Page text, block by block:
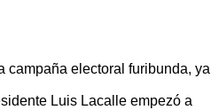
campaña electoral furibunda, ya
Luis Lacalle empezó a